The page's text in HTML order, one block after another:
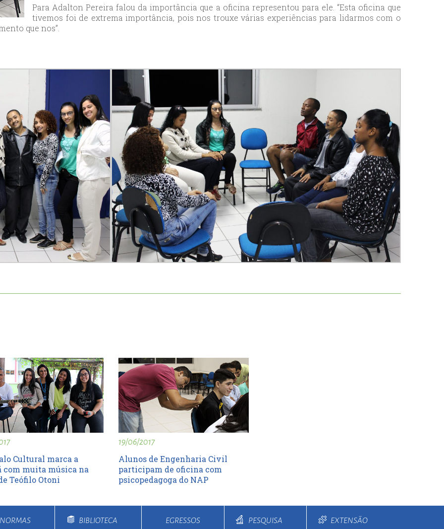
Para Adalton Pereira falou da importância que a oficina representou para ele. “Esta oficina que
tivemos foi de extrema importância, pois nos trouxe várias experiências para lidarmos com o
que nos”.
Cultural marca a
com muita música na
Teófilo Otoni
19/06/2017
Alunos de Engenharia Civil
participam de oficina com
psicopedagoga do NAP
BIBLIOTECA EGRESSOS PESQUISA EXTENSÃO